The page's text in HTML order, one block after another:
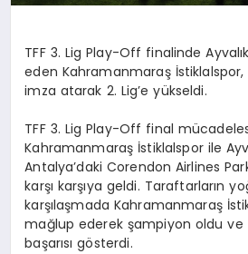
TFF 3. Lig Play-Off finalinde
eden Kahramanmaraş İstiklalspor,
imza atarak 2. Lig’e yükseldi.
TFF 3. Lig Play-Off final
Kahramanmaraş İstiklalspor ile
Antalya’daki Corendon Airlines
karşı karşıya geldi. Taraftarların
karşılaşmada Kahramanmaraş
mağlup ederek şampiyon oldu ve
başarısı gösterdi.